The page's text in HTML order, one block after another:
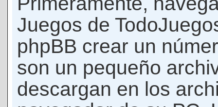
Juegos de
phpBB crear un
son un pequeño
descargan en los